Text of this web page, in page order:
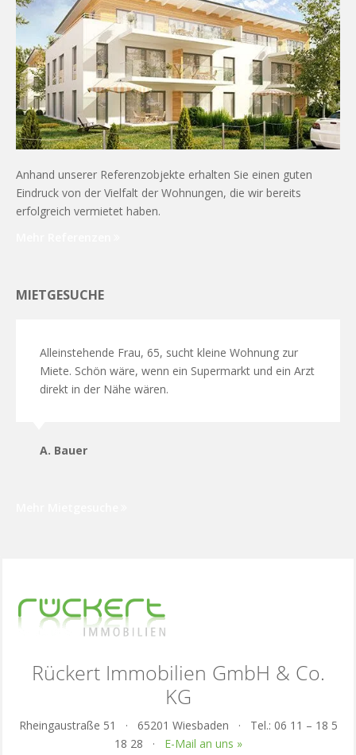
Anhand unserer Referenzobjekte erhalten Sie einen guten
Eindruck von der Vielfalt der Wohnungen, die wir bereits
erfolgreich vermietet haben.
MIETGESUCHE
Alleinstehende Frau, 65, sucht kleine Wohnung zur
Miete. Schön wäre, wenn ein Supermarkt und ein Arzt
direkt in der Nähe wären.
A. Bauer
Rückert Immobilien GmbH & Co.
KG
Rheingaustraße 51 · 65201 Wiesbaden · Tel.: 06 11 – 18 5
18 28 · E-Mail an uns »